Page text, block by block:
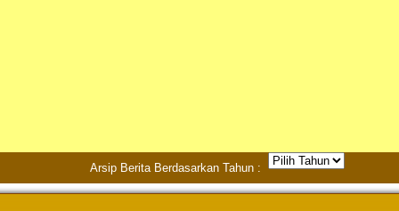
Arsip Berita Berdasarkan Tahun :